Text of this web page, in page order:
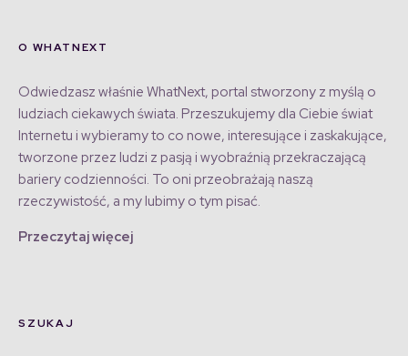
O WHATNEXT
Odwiedzasz właśnie WhatNext, portal stworzony z myślą o
ludziach ciekawych świata. Przeszukujemy dla Ciebie świat
Internetu i wybieramy to co nowe, interesujące i zaskakujące,
tworzone przez ludzi z pasją i wyobraźnią przekraczającą
bariery codzienności. To oni przeobrażają naszą
rzeczywistość, a my lubimy o tym pisać.
Przeczytaj więcej
SZUKAJ